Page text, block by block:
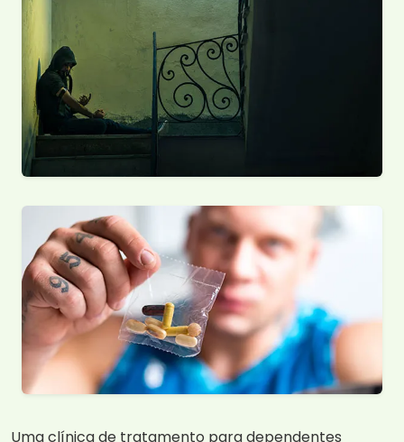
Uma clínica de tratamento para dependentes